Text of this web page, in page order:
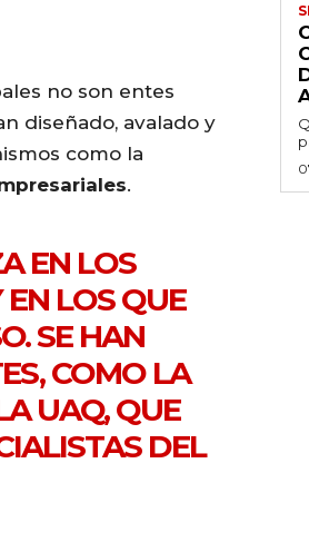
no son entes
diseñado, avalado y
como la
.
EN LOS
LOS QUE
SE HAN
COMO LA
UAQ, QUE
DEL